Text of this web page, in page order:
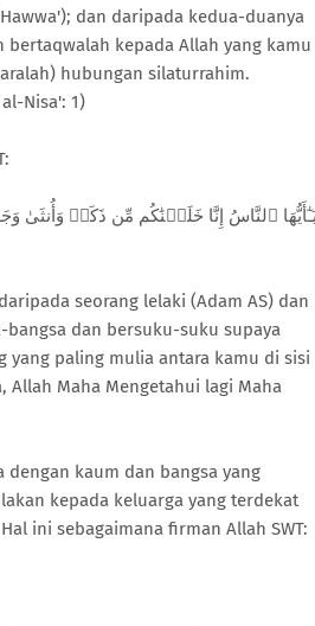
dan daripada kedua-duanya
kepada Allah yang kamu
hubungan silaturrahim.
Nisa': 1)
seorang lelaki (Adam AS) dan
bangsa dan bersuku-suku supaya
yang paling mulia antara kamu di sisi
Allah Maha Mengetahui lagi Maha
dengan kaum dan bangsa yang
kepada keluarga yang terdekat
ini sebagaimana firman Allah SWT: